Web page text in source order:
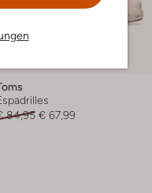
84,95 € 67,99